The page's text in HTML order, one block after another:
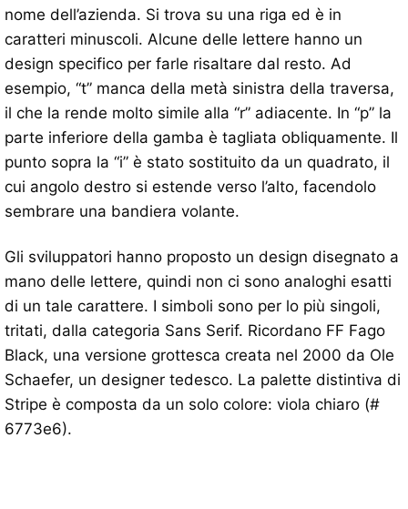
nome dell’azienda. Si trova su una riga ed è in
caratteri minuscoli. Alcune delle lettere hanno un
design specifico per farle risaltare dal resto. Ad
esempio, “t” manca della metà sinistra della traversa,
il che la rende molto simile alla “r” adiacente. In “p” la
parte inferiore della gamba è tagliata obliquamente. Il
punto sopra la “i” è stato sostituito da un quadrato, il
cui angolo destro si estende verso l’alto, facendolo
sembrare una bandiera volante.
Gli sviluppatori hanno proposto un design disegnato a
mano delle lettere, quindi non ci sono analoghi esatti
di un tale carattere. I simboli sono per lo più singoli,
tritati, dalla categoria Sans Serif. Ricordano FF Fago
Black, una versione grottesca creata nel 2000 da Ole
Schaefer, un designer tedesco. La palette distintiva di
Stripe è composta da un solo colore: viola chiaro (#
6773e6).